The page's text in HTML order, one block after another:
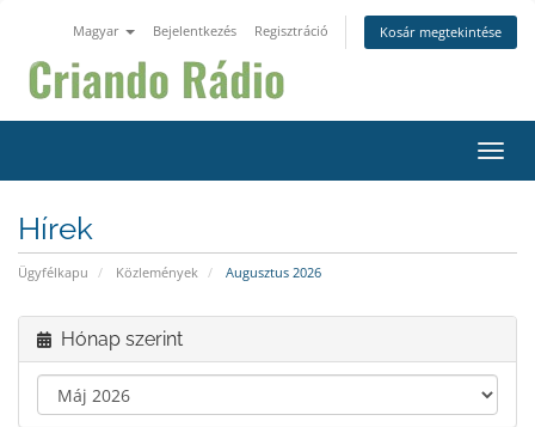
Magyar Bejelentkezés Regisztráció Kosár megtekintése
Hírek
Ügyfélkapu Közlemények Augusztus 2026
Hónap szerint